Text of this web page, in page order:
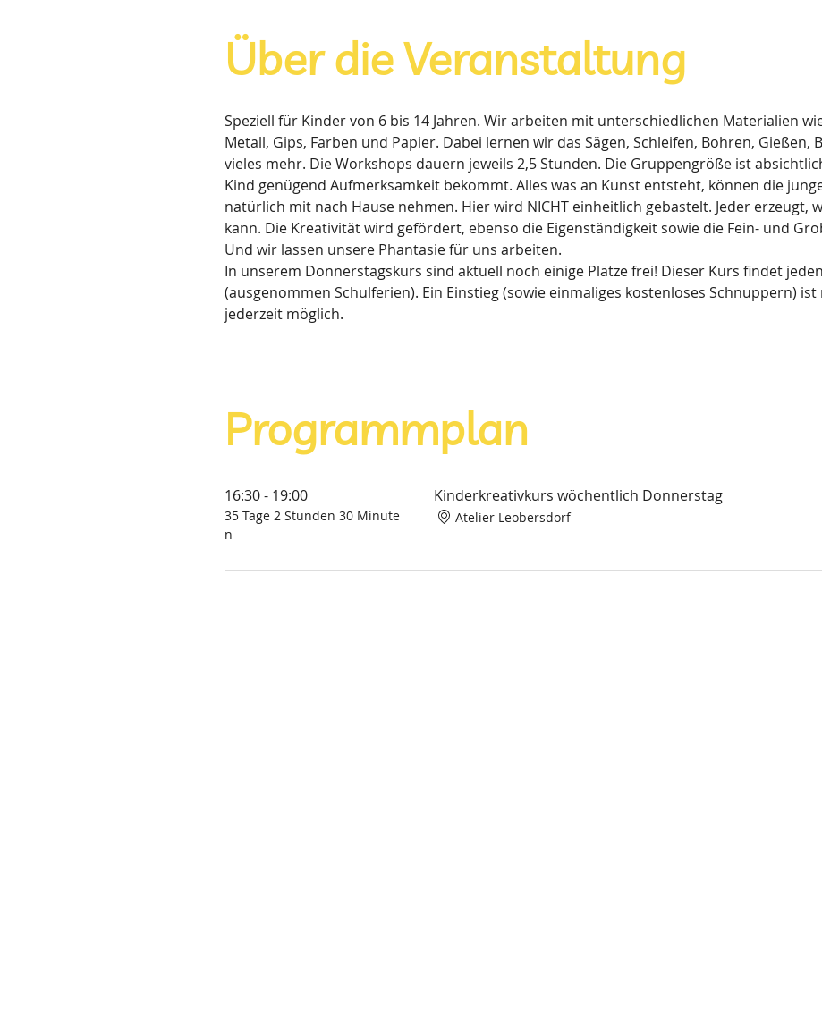
Über die Veranstaltung
Speziell für Kinder von 6 bis 14 Jahren. Wir arbeiten mit unterschiedlichen Materialien
Metall, Gips, Farben und Papier. Dabei lernen wir das Sägen, Schleifen, Bohren, Gießen,
vieles mehr. Die Workshops dauern jeweils 2,5 Stunden. Die Gruppengröße ist
Kind genügend Aufmerksamkeit bekommt. Alles was an Kunst entsteht, können die
natürlich mit nach Hause nehmen. Hier wird NICHT einheitlich gebastelt. Jeder erzeugt,
kann. Die Kreativität wird gefördert, ebenso die Eigenständigkeit sowie die Fein- und
Und wir lassen unsere Phantasie für uns arbeiten.
In unserem Donnerstagskurs sind aktuell noch einige Plätze frei! Dieser Kurs findet
(ausgenommen Schulferien). Ein Einstieg (sowie einmaliges kostenloses Schnuppern)
jederzeit möglich.
Programmplan
16:30 - 19:00
35 Tage 2 Stunden 30 Minute
n
Kinderkreativkurs wöchentlich Donnerstag
Atelier Leobersdorf